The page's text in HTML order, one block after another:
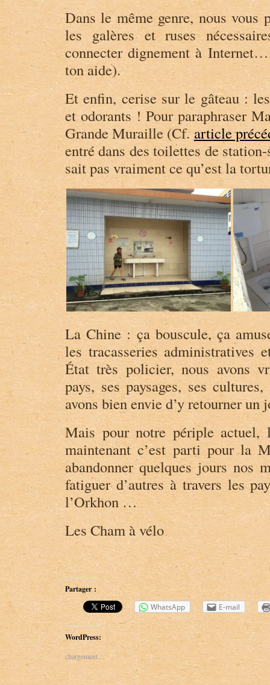
Dans le même genre, nous vous
les galères et ruses
connecter dignement à
ton aide).
Et enfin, cerise sur le gâteau :
et odorants ! Pour paraphraser
Grande Muraille (Cf. article
entré dans des toilettes de
sait pas vraiment ce qu’est la
La Chine : ça bouscule, ça
les tracasseries administratives
État très policier, nous avons
pays, ses paysages, ses
avons bien envie d’y retourner un
Mais pour notre périple actuel,
maintenant c’est parti pour la
abandonner quelques jours nos
fatiguer d’autres à travers les
l’Orkhon …
Les Cham à vélo
Partager :
WhatsApp
E-mail
WordPress:
chargement…